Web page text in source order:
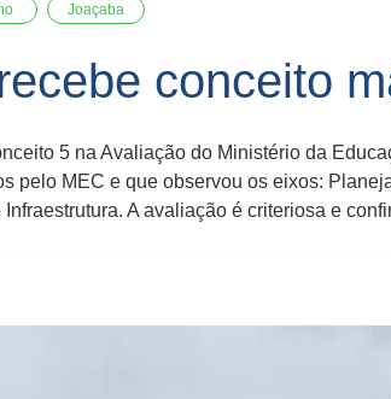
Joaçaba
conceito
5 na Avaliação do Ministério da
pelo MEC e que observou os eixos:
Infraestrutura. A avaliação é criteriosa e